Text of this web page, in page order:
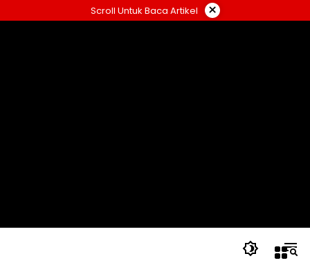
ke
Scroll Untuk Baca Artikel ×